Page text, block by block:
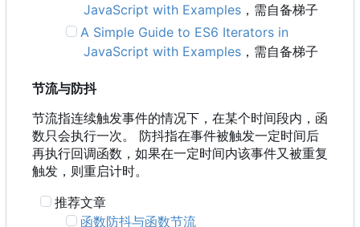
JavaScript with Examples ，需自备梯子
A Simple Guide to ES6 Iterators in
JavaScript with Examples ，需自备梯子
节流与防抖
节流指连续触发事件的情况下，在某个时间段内，函
数只会执行一次。 防抖指在事件被触发一定时间后
再执行回调函数，如果在一定时间内该事件又被重复
触发，则重启计时。
推荐文章
函数防抖与函数节流